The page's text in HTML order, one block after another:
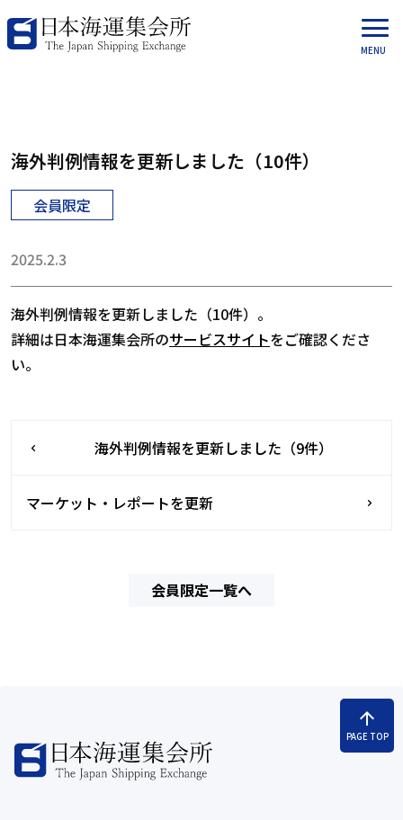
海外判例情報を更新しました（10件）
会員限定
2025.2.3
海外判例情報を更新しました（10件）。
詳細は日本海運集会所のサービスサイトをご確認くださ
い。
海外判例情報を更新しました（9件）
マーケット・レポートを更新
会員限定一覧へ
arrow_upward
PAGE TOP